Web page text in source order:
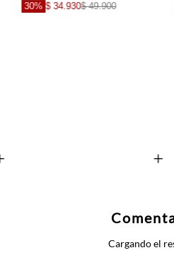
30% $ 34.930$ 49.900
Cargando el